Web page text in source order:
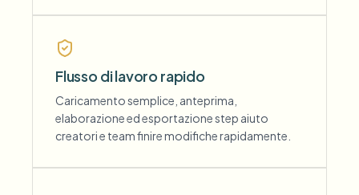
Flusso di lavoro rapido
Caricamento semplice, anteprima,
elaborazione ed esportazione step aiuto
creatori e team finire modifiche rapidamente.